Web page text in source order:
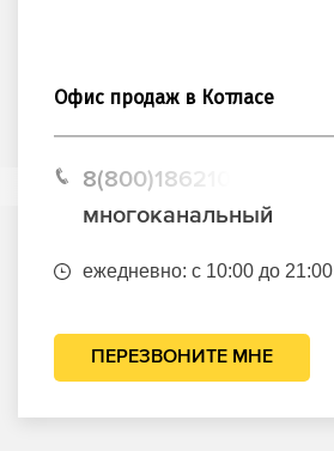
Офис продаж в Котласе
8(800)1862102
многоканальный
ежедневно: с 10:00 до 21:00
ПЕРЕЗВОНИТЕ МНЕ